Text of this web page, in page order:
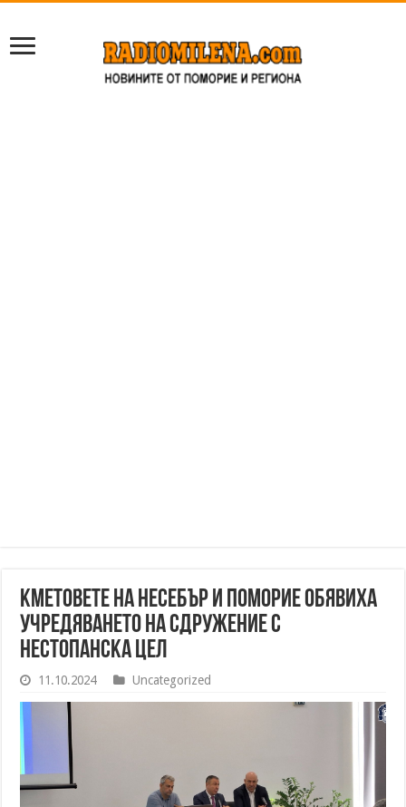
Кметовете на Несебър и Поморие обявиха
учредяването на сдружение с
нестопанска цел
11.10.2024 Uncategorized